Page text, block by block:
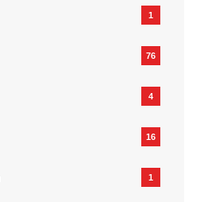
1
76
4
16
1